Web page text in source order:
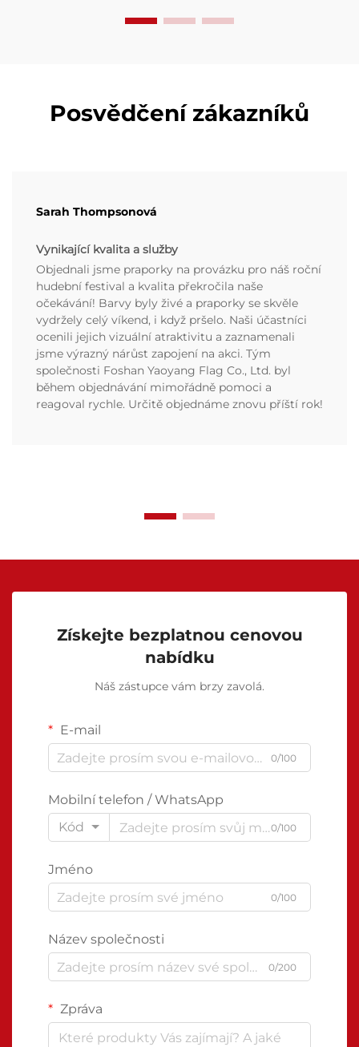
Posvědčení zákazníků
Sarah Thompsonová
Vynikající kvalita a služby
Objednali jsme praporky na provázku pro náš roční
hudební festival a kvalita překročila naše
očekávání! Barvy byly živé a praporky se skvěle
vydržely celý víkend, i když pršelo. Naši účastníci
ocenili jejich vizuální atraktivitu a zaznamenali
jsme výrazný nárůst zapojení na akci. Tým
společnosti Foshan Yaoyang Flag Co., Ltd. byl
během objednávání mimořádně pomoci a
reagoval rychle. Určitě objednáme znovu příští rok!
Získejte bezplatnou cenovou
nabídku
Náš zástupce vám brzy zavolá.
E-mail
0/100
Mobilní telefon / WhatsApp
Kód
0/100
Jméno
0/100
Název společnosti
0/200
Zpráva